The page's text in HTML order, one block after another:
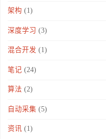
架构 (1)
深度学习 (3)
混合开发 (1)
笔记 (24)
算法 (2)
自动采集 (5)
资讯 (1)